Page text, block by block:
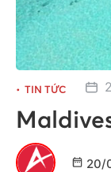
TIN TỨC
20/